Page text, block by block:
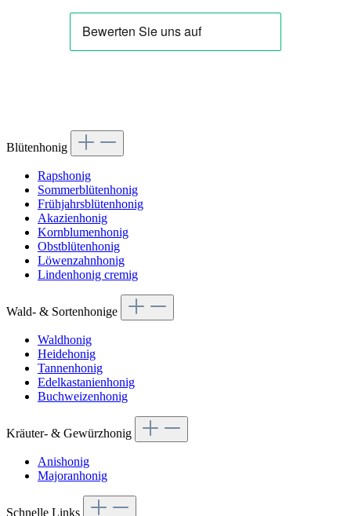
Blütenhonig
Rapshonig
Sommerblütenhonig
Frühjahrsblütenhonig
Akazienhonig
Kornblumenhonig
Obstblütenhonig
Löwenzahnhonig
Lindenhonig cremig
Wald- & Sortenhonige
Waldhonig
Heidehonig
Tannenhonig
Edelkastanienhonig
Buchweizenhonig
Kräuter- & Gewürzhonig
Anishonig
Majoranhonig
Schnelle Links